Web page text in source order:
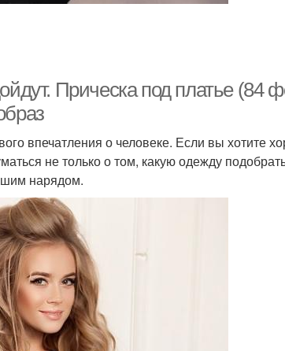
Прическа под платье (84
впечатления о человеке. Если вы хотите
не только о том, какую одежду
нарядом.